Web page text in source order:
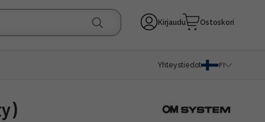
Kirjaudu Ostoskori
Yhteystiedot FI